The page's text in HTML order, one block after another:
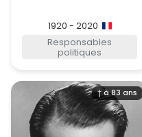
1920 - 2020
Responsables
politiques
† à 83 ans